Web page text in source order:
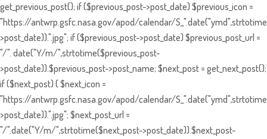
get_previous_post(); if ($previous_post->post_date) $previous_icon =
"https://antwrp.gsfc.nasa.gov/apod/calendar/
>post_date)).".jpg"; if ($previous_post->post_date) $previous_post_url =
"/". date("Y/m/",strtotime($previous_post-
>post_date)).$previous_post->post_name; $next_post = get_next_post();
if ($next_post) { $next_icon =
"https://antwrp.gsfc.nasa.gov/apod/calendar/
>post_date)).".jpg"; $next_post_url =
"/".date("Y/m/",strtotime($next_post->post_date)).$next_post-